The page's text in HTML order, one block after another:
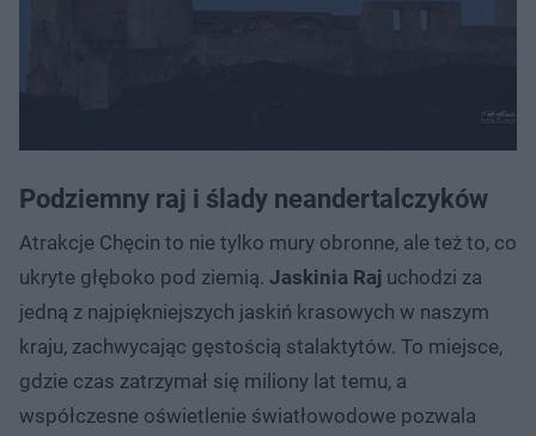
Podziemny raj i ślady neandertalczyków
Atrakcje Chęcin to nie tylko mury obronne, ale też to, co
ukryte głęboko pod ziemią. Jaskinia Raj uchodzi za
jedną z najpiękniejszych jaskiń krasowych w naszym
kraju, zachwycając gęstością stalaktytów. To miejsce,
gdzie czas zatrzymał się miliony lat temu, a
współczesne oświetlenie światłowodowe pozwala